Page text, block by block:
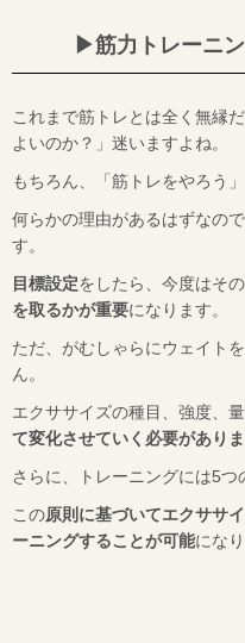
▶︎筋力トレーニ
これまで筋トレとは全く無縁
よいのか？」迷いますよね。
もちろん、「筋トレをやろう
何らかの理由があるはずなの
す。
目標設定をしたら、今度はそ
を取るかが重要になります。
ただ、がむしゃらにウェイト
ん。
エクササイズの種目、強度、
て変化させていく必要があり
さらに、トレーニングには5つ
この原則に基づいてエクササ
ーニングすることが可能になり